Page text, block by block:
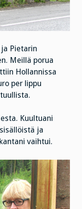
Pietarin
Meillä porua
Hollannissa
per lippu
Kuultuani
ja
vaihtui.